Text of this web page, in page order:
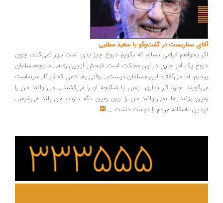
آقای سناریست در گفت‌وگو با سعید مطلبی
اگر بخواهم فیلمی بسازم که بگویم دروغ چیز بدی است باور نمی‌کنند، چون
دروغ یک امر جاری در این مملکت است. قبحش از بین رفته... ما بچه‌مسلمان
بودیم. اما می‌گفتند این مسلمان نیست... وقتی به آدمی که در کار سینماست
می‌گویند اجازه کار نداری، یعنی با شکنجه او را می‌کشند... می‌توانند من را
زمین بزنند اما نمی‌توانند من را روی زمین نگه دارند، من بلند می‌شوم...
فردین عاشقانه مردم را دوست داشت ...